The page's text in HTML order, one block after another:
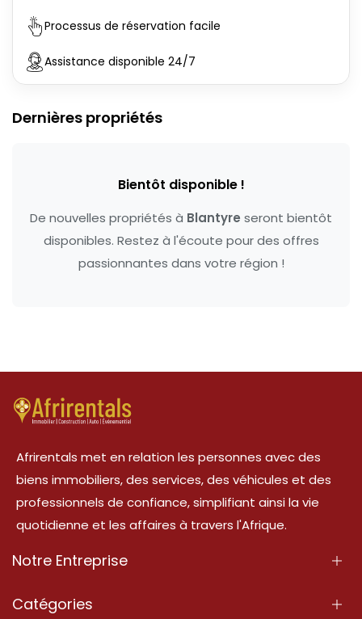
Processus de réservation facile
Assistance disponible 24/7
Dernières propriétés
Bientôt disponible !
De nouvelles propriétés à Blantyre seront bientôt
disponibles. Restez à l'écoute pour des offres
passionnantes dans votre région !
Afrirentals met en relation les personnes avec des
biens immobiliers, des services, des véhicules et des
professionnels de confiance, simplifiant ainsi la vie
quotidienne et les affaires à travers l'Afrique.
Notre Entreprise
À Propos
Catégories